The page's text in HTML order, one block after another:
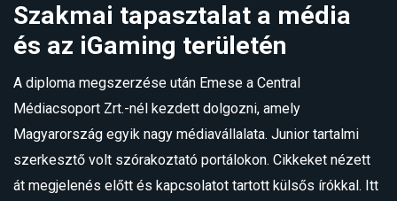
Szakmai tapasztalat a média
és az iGaming területén
A diploma megszerzése után Emese a Central
Médiacsoport Zrt.-nél kezdett dolgozni, amely
Magyarország egyik nagy médiavállalata. Junior tartalmi
szerkesztő volt szórakoztató portálokon. Cikkeket nézett
át megjelenés előtt és kapcsolatot tartott külsős írókkal. Itt